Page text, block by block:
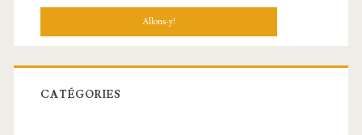
h
r
c
CATÉGORIES